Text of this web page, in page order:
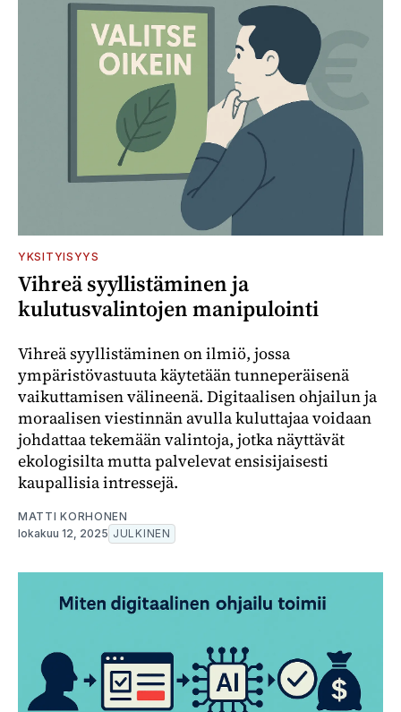
YKSITYISYYS
Vihreä syyllistäminen ja
kulutusvalintojen manipulointi
Vihreä syyllistäminen on ilmiö, jossa
ympäristövastuuta käytetään tunneperäisenä
vaikuttamisen välineenä. Digitaalisen ohjailun ja
moraalisen viestinnän avulla kuluttajaa voidaan
johdattaa tekemään valintoja, jotka näyttävät
ekologisilta mutta palvelevat ensisijaisesti
kaupallisia intressejä.
MATTI KORHONEN
lokakuu 12, 2025 JULKINEN